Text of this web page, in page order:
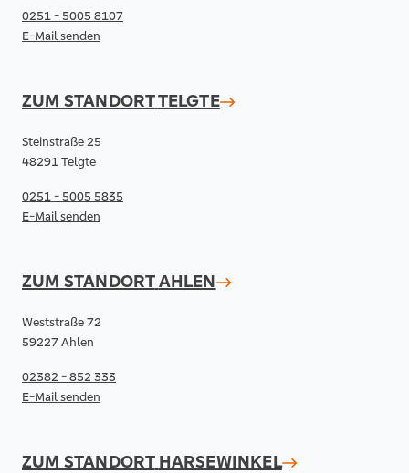
0251 - 5005 8107
E-Mail senden
ZUM STANDORTTELGTE
Steinstraße 25
48291 Telgte
0251 - 5005 5835
E-Mail senden
ZUM STANDORTAHLEN
Weststraße 72
59227 Ahlen
02382 - 852 333
E-Mail senden
ZUM STANDORT HARSEWINKEL